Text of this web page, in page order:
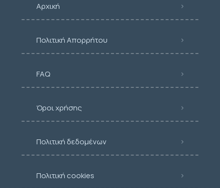
Αρχική
Πολιτική Απορρήτου
FAQ
Όροι χρήσης
Πολιτική δεδομένων
Πολιτική cookies